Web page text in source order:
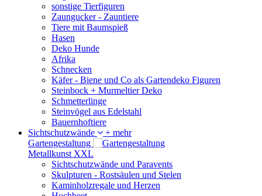
sonstige Tierfiguren
Zaungucker - Zauntiere
Tiere mit Baumspieß
Hasen
Deko Hunde
Afrika
Schnecken
Käfer - Biene und Co als Gartendeko Figuren
Steinbock + Murmeltier Deko
Schmetterlinge
Steinvögel aus Edelstahl
Bauernhoftiere
Sichtschutzwände
+ mehr
Gartengestaltung
Metallkunst XXL
Sichtschutzwände und Paravents
Skulpturen - Rostsäulen und Stelen
Kaminholzregale und Herzen